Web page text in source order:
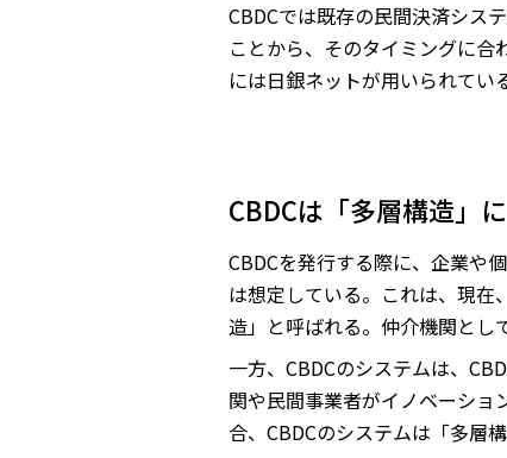
CBDCでは既存の民間決済シス
ことから、そのタイミングに合
には日銀ネットが用いられてい
CBDCは「多層構造」に
CBDCを発行する際に、企業や
は想定している。これは、現
造」と呼ばれる。仲介機関とし
一方、CBDCのシステムは、
関や民間事業者がイノベーショ
合、CBDCのシステムは「多層